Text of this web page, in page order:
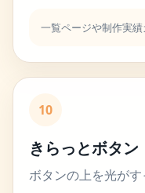
一覧ページや制作実績
10
きらっとボタン
ボタンの上を光がす